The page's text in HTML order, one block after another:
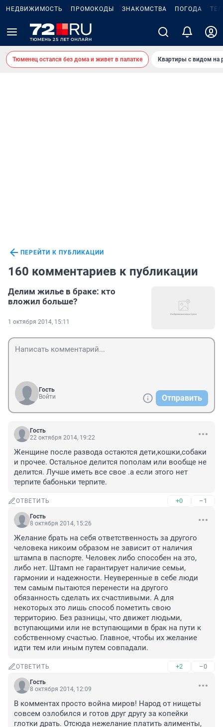
НЕДВИЖИМОСТЬ ПРОМОКОДЫ ЗНАКОМСТВА ПОГОДА
Тюменец остался без дома и живет в палатке Квартиры с видом на
ПЕРЕЙТИ К ПУБЛИКАЦИИ
160 комментариев к публикации
Делим жилье в браке: кто
вложил больше?
1 октября 2014, 15:11
Гость
Войти
Отправить
Гость
22 октября 2014, 19:22
Женщине после развода остаются дети,кошки,собаки
и прочее. Остальное делится пополам или вообще не
делится. Лучше иметь все свое .а если этого нет
терпите бабоньки терпите.
ОТВЕТИТЬ +0 –1
Гость
8 октября 2014, 15:26
Желание брать на себя ответственность за другого
человека никоим образом не зависит от наличия
штампа в паспорте. Человек либо способен на это,
либо нет. Штамп не гарантирует наличие семьи,
гармонии и надежности. Неуверенные в себе люди
тем самым пытаются перенести на другого
обязанность сделать их счастливыми. А для
некоторых это лишь способ пометить свою
территорию. Без разницы, что движет людьми,
вступающими или не вступающими в брак на пути к
собственному счастью. Главное, чтобы их желание
идти тем или иным путем совпадали.
ОТВЕТИТЬ +2 –0
Гость
8 октября 2014, 12:09
В комментах просто война миров! Народ от нищеты
совсем озлобился и готов друг другу за копейки
глотки драть. Отсюда нежелание платить алименты,